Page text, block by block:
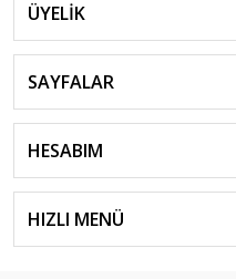
ÜYELİK
SAYFALAR
HESABIM
HIZLI MENÜ